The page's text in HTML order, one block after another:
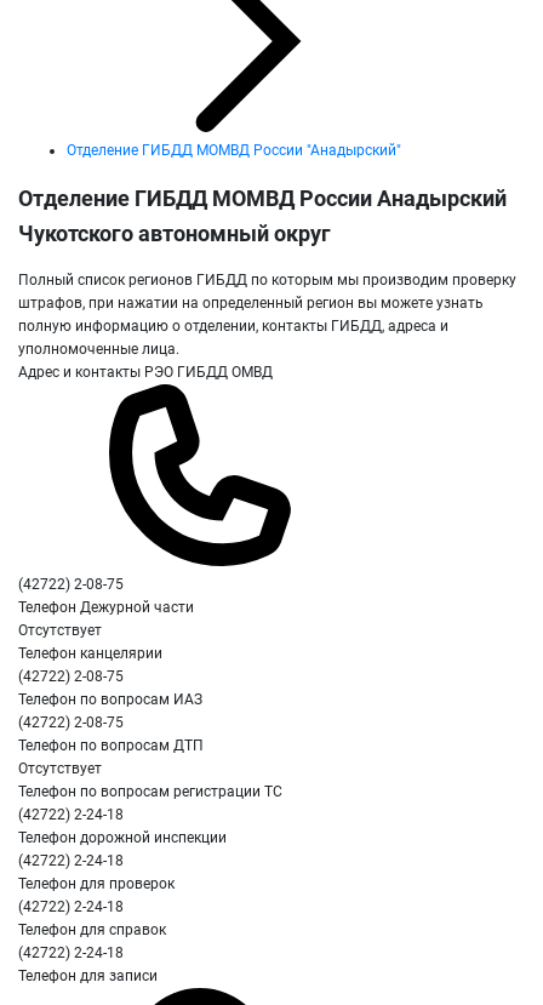
Отделение ГИБДД МОМВД России "Анадырский"
Отделение ГИБДД МОМВД России Анадырский
Чукотского автономный округ
Полный список регионов ГИБДД по которым мы производим проверку
штрафов, при нажатии на определенный регион вы можете узнать
полную информацию о отделении, контакты ГИБДД, адреса и
уполномоченные лица.
Адрес и контакты РЭО ГИБДД ОМВД
(42722) 2-08-75
Телефон Дежурной части
Отсутствует
Телефон канцелярии
(42722) 2-08-75
Телефон по вопросам ИАЗ
(42722) 2-08-75
Телефон по вопросам ДТП
Отсутствует
Телефон по вопросам регистрации ТС
(42722) 2-24-18
Телефон дорожной инспекции
(42722) 2-24-18
Телефон для проверок
(42722) 2-24-18
Телефон для справок
(42722) 2-24-18
Телефон для записи